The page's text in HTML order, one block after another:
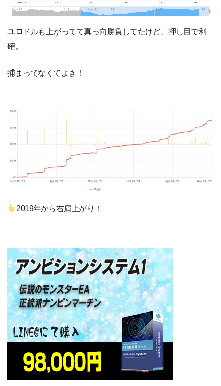
ユロドルも上がってて真っ向勝負してたけど、押し目で利
確。
捕まってなくてよき！
2019年から右肩上がり！